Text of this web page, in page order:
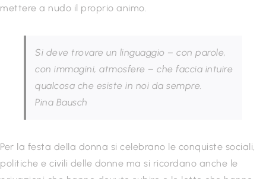
mettere a nudo il proprio animo.
Si deve trovare un linguaggio – con parole,
con immagini, atmosfere – che faccia intuire
qualcosa che esiste in noi da sempre.
Pina Bausch
Per la festa della donna si celebrano le conquiste sociali,
politiche e civili delle donne ma si ricordano anche le